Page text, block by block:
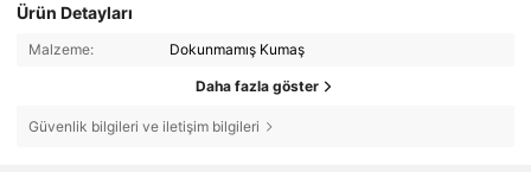
Ürün Detayları
Malzeme: Dokunmamış Kumaş
Daha fazla göster
Güvenlik bilgileri ve iletişim bilgileri